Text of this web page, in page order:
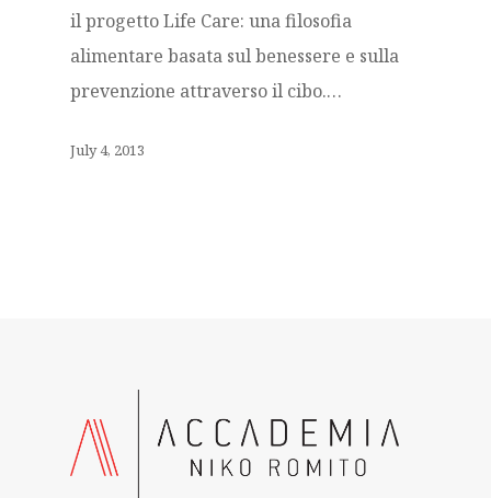
il progetto Life Care: una filosofia
alimentare basata sul benessere e sulla
prevenzione attraverso il cibo.…
July 4, 2013